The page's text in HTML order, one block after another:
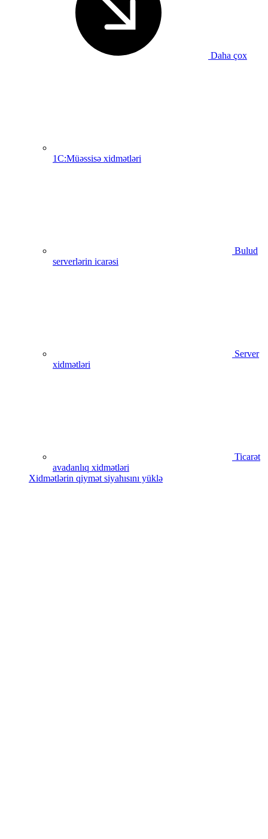
Daha çox
1C:Müəssisə xidmətləri
Bulud
serverlərin icarəsi
Server
xidmətləri
Ticarət
avadanlıq xidmətləri
Xidmətlərin qiymət siyahısını yüklə